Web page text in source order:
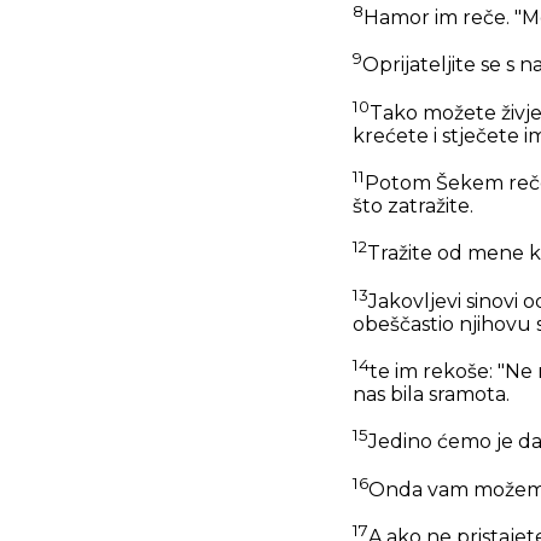
8 Hamor im reče.
9Oprijateljite se s
10Tako možete
krećete i stječete
11 Potom Šekem
što zatražite.
12Tražite od mene
13Jakovljevi sinovi
obeščastio njihovu
14te im rekoše:
nas bila sramota.
15Jedino ćemo je
16Onda vam
17